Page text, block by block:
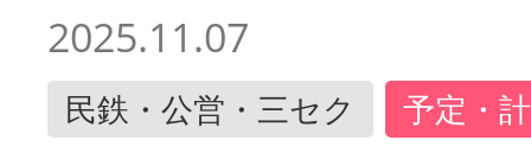
2025.11.07
民鉄・公営・三セク 予定・